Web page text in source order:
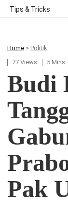
Tips & Tricks
Home > Politik
77 Views
5 Mins
Budi
Pak